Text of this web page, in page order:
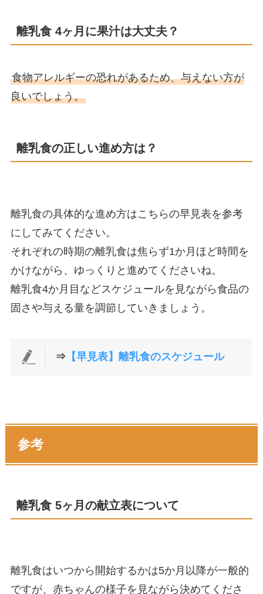
離乳食 4ヶ月に果汁は大丈夫？
食物アレルギーの恐れがあるため、与えない方が
良いでしょう。
離乳食の正しい進め方は？
離乳食の具体的な進め方はこちらの早見表を参考
にしてみてください。
それぞれの時期の離乳食は焦らず1か月ほど時間を
かけながら、ゆっくりと進めてくださいね。
離乳食4か月目などスケジュールを見ながら食品の
固さや与える量を調節していきましょう。
⇒ 【早見表】離乳食のスケジュール
参考
離乳食 5ヶ月の献立表について
離乳食はいつから開始するかは5か月以降が一般的
ですが、赤ちゃんの様子を見ながら決めてくださ